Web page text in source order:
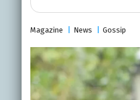
Magazine News Gossip